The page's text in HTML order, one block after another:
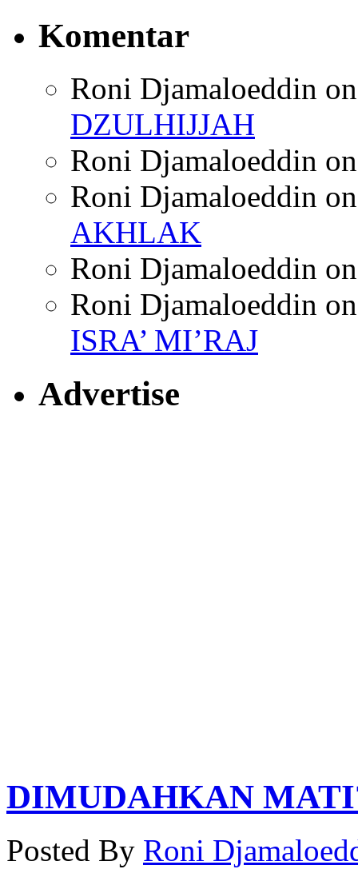
Komentar
Roni Djamaloeddin
DZULHIJJAH
Roni Djamaloeddin
Roni Djamaloeddin
AKHLAK
Roni Djamaloeddin
Roni Djamaloeddin
ISRA’ MI’RAJ
Advertise
DIMUDAHKAN
Posted By Roni